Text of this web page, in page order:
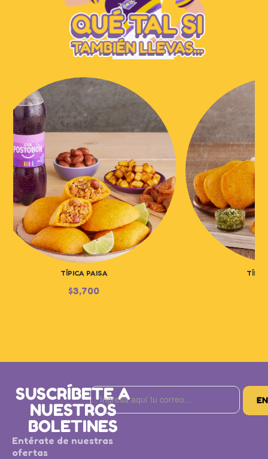
TÍPICA PAISA
$3,700
SUSCRÍBETE A
NUESTROS
BOLETINES
Entérate de nuestras
ofertas